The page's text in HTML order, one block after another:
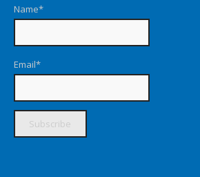
Name*
Email*